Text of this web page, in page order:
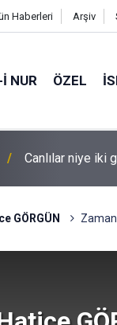
Haberleri Arşiv
NUR ÖZEL
Sosyal medya,
GÖRGÜN